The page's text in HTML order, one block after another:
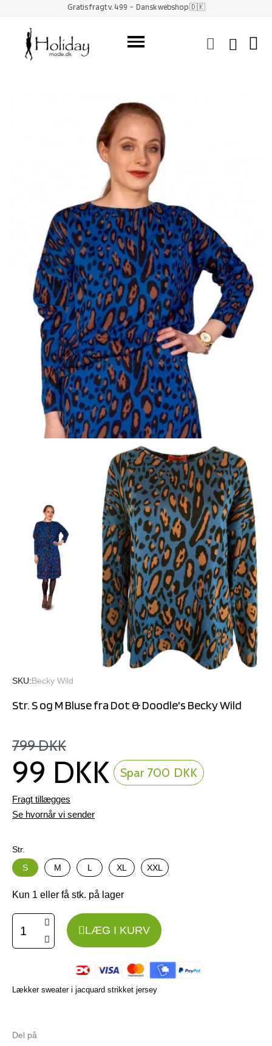
Gratis fragt v. 499 - Dansk webshop 🇩🇰
SKU Becky Wild
Str. S og M Bluse fra Dot & Doodle's Becky Wild
799 DKK
99 DKK Spar 700 DKK
Fragt tillægges
Se hvornår vi sender
Str.
S
M L XL XXL
Kun 1 eller få stk. på lager
LÆG I KURV
Lækker sweater i jacquard strikket jersey
Del på